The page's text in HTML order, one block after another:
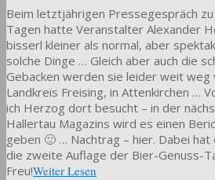
Beim letztjährigen Pressegespräch
Tagen hatte Veranstalter Alexander
bisserl kleiner als normal, aber
solche Dinge … Gleich aber auch die
Gebacken werden sie leider weit
Landkreis Freising, in Attenkirchen …
ich Herzog dort besucht – in der
Hallertau Magazins wird es einen
geben 🙂 … Nachtrag – hier. Dabei
die zweite Auflage der Bier-Genuss-
Freu!Weiter Lesen